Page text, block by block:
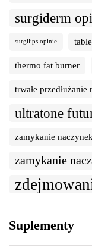
surgiderm
surgilips opinie
thermo fat burner
trwałe przedłużanie
ultratone
zamykanie
zamykanie
Suplementy